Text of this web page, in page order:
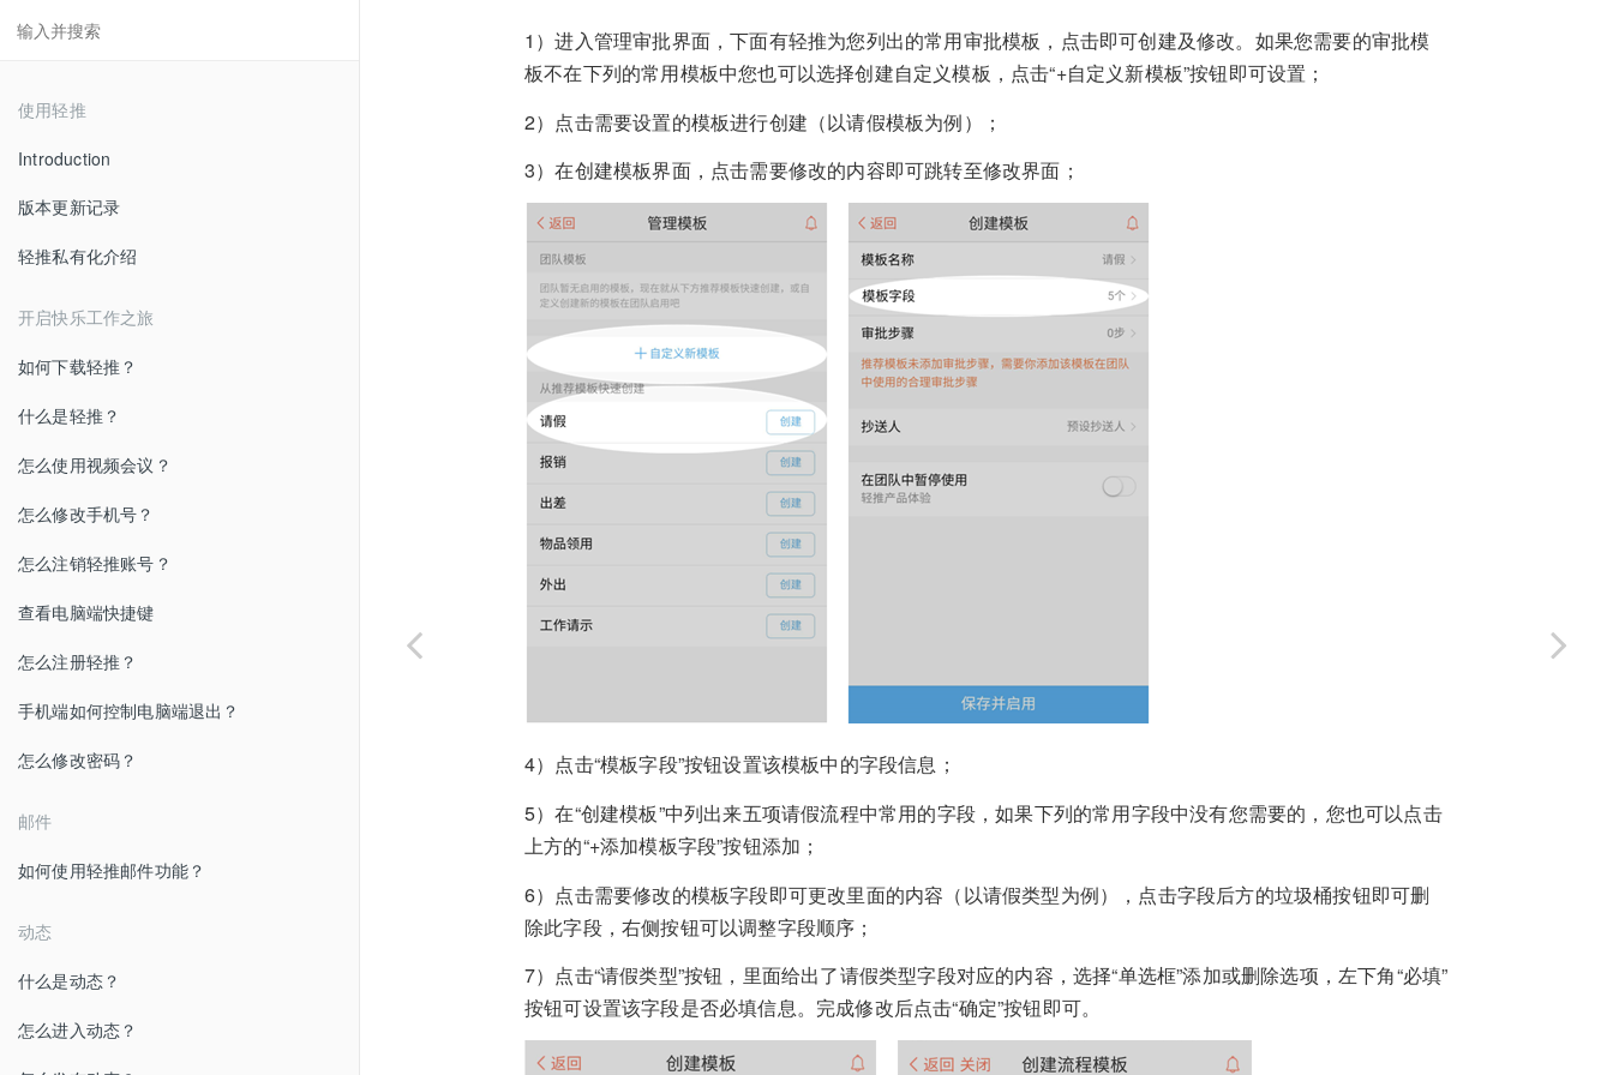
使用轻推
Introduction
版本更新记录
轻推私有化介绍
开启快乐工作之旅
如何下载轻推？
什么是轻推？
怎么使用视频会议？
怎么修改手机号？
怎么注销轻推账号？
查看电脑端快捷键
怎么注册轻推？
手机端如何控制电脑端退出？
怎么修改密码？
邮件
如何使用轻推邮件功能？
动态
什么是动态？
怎么进入动态？
1）进入管理审批界面，下面有轻推为您列出的常用审批模板，点击即可创建及修改。如果您需要的审批模
板不在下列的常用模板中您也可以选择创建自定义模板，点击“+自定义新模板”按钮即可设置；
2）点击需要设置的模板进行创建（以请假模板为例）；
3）在创建模板界面，点击需要修改的内容即可跳转至修改界面；
4）点击“模板字段”按钮设置该模板中的字段信息；
5）在“创建模板”中列出来五项请假流程中常用的字段，如果下列的常用字段中没有您需要的，您也可以点击
上方的“+添加模板字段”按钮添加；
6）点击需要修改的模板字段即可更改里面的内容（以请假类型为例），点击字段后方的垃圾桶按钮即可删
除此字段，右侧按钮可以调整字段顺序；
7）点击“请假类型”按钮，里面给出了请假类型字段对应的内容，选择“单选框”添加或删除选项，左下角“必填”
按钮可设置该字段是否必填信息。完成修改后点击“确定”按钮即可。